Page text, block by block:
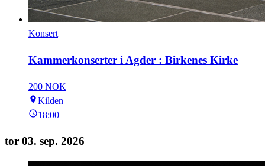
Konsert
Kammerkonserter i Agder : Birkenes Kirke
200 NOK
Kilden
18:00
tor 03. sep. 2026